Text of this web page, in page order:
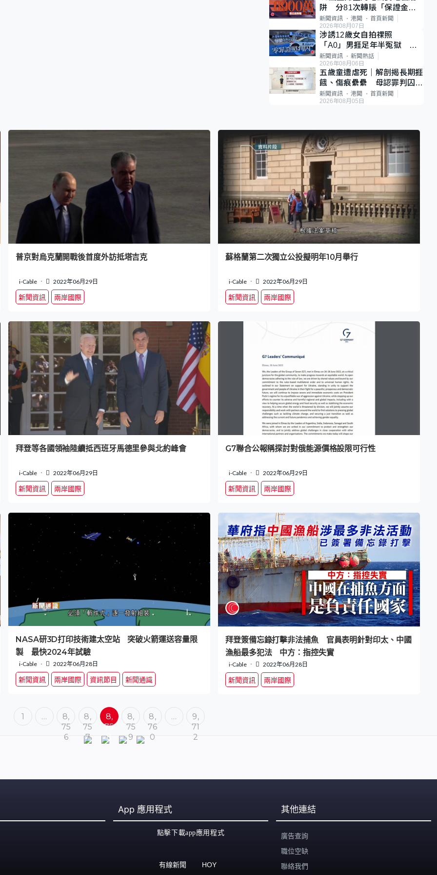
阱 分81次轉賬「保證金」
損失近6900萬元
新聞資訊 港聞
首頁新聞
2026年08月07日
涉誘12歲女自拍祼照
「A0」男捱足年半冤獄 法
官推翻裁決：抄錯標點
新聞資訊
新聞熱話
2026年08月06日
五歲童遭虐死｜解剖揭長期捱
餓、傷痕纍纍 母認罪判囚
22年 官斥冷血：同類案最
惡劣
新聞資訊 港聞
首頁新聞
2026年08月05日
普京對烏克蘭開戰後首度外訪抵塔吉克
i-Cable 2022年06月29日
新聞資訊 兩岸國際
蘇格蘭第二次獨立公投擬明年10月舉行
i-Cable 2022年06月29日
新聞資訊 兩岸國際
拜登等各國領袖陸續抵西班牙馬德里參與北約峰會
i-Cable 2022年06月29日
新聞資訊 兩岸國際
G7聯合公報稱探討對俄能源價格設限可行性
i-Cable 2022年06月29日
新聞資訊 兩岸國際
NASA研3D打印技術建太空站 突破火箭運送容量限
製 最快2024年試驗
i-Cable 2022年06月28日
新聞資訊 兩岸國際 資訊節目 新聞通識
拜登簽備忘錄打擊非法捕魚 官員表明針對印太、中國
漁船最多犯法 中方：指控失實
i-Cable 2022年06月28日
新聞資訊 兩岸國際
1 …
8,
75
6
8,
75
7
8,
75
8
8,
75
9
8,
76
0
…
9,
71
2
App 應用程式
點擊下載app應用程式
有線新聞 HOY
其他連結
廣告查詢
職位空缺
聯絡我們